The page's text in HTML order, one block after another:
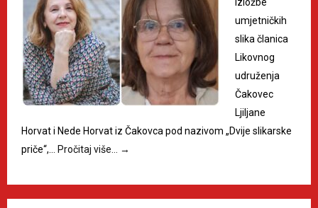
umjetničkih
slika članica
Likovnog
udruženja
Čakovec
Ljiljane
Horvat i Nede Horvat iz Čakovca pod nazivom „Dvije slikarske
priče“,…
Pročitaj više… →